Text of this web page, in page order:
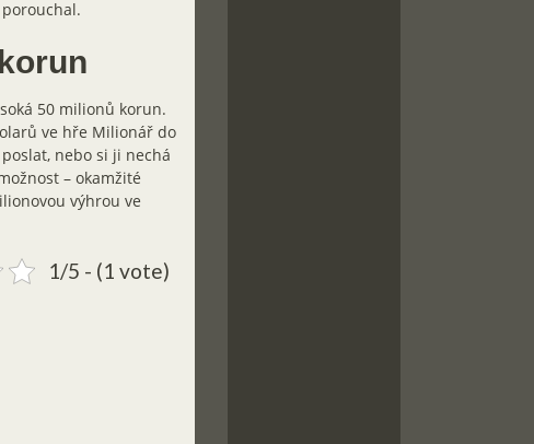
50 milionů korun.
ve hře Milionář do
nebo si ji nechá
– okamžité
výhrou ve
1/5 - (1 vote)